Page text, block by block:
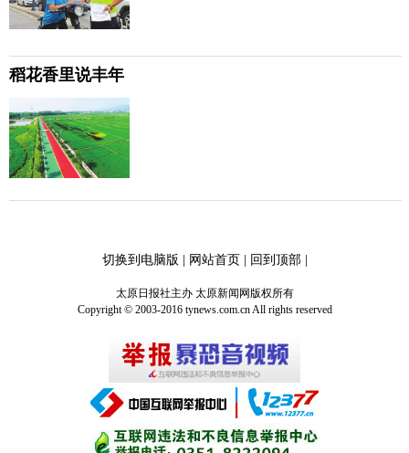
稻花香里说丰年
切换到电脑版 | 网站首页| 回到顶部|
太原日报社主办 太原新闻网版权所有
Copyright © 2003-2016 tynews.com.cn All rights reserved